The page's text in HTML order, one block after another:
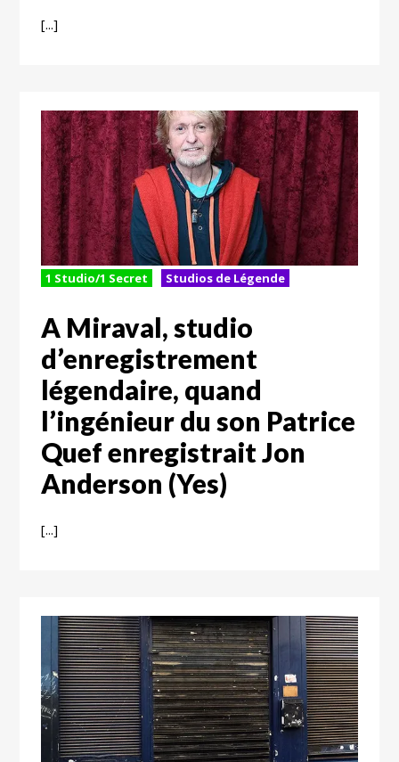
[...]
1 Studio/1 Secret Studios de Légende
A Miraval, studio
d’enregistrement
légendaire, quand
l’ingénieur du son Patrice
Quef enregistrait Jon
Anderson (Yes)
[...]